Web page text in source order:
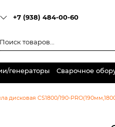
+7 (938) 484-00-60
товаров
генераторы Сварочное
дисковая CS1800/190-